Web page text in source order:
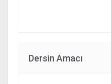
Dersin Amacı